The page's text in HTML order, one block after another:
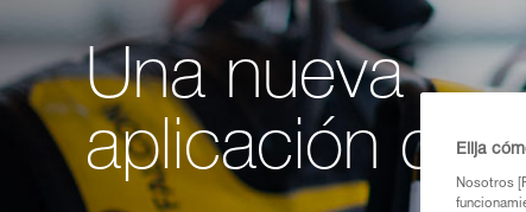
Una nueva
aplicación deElija
Nosotros